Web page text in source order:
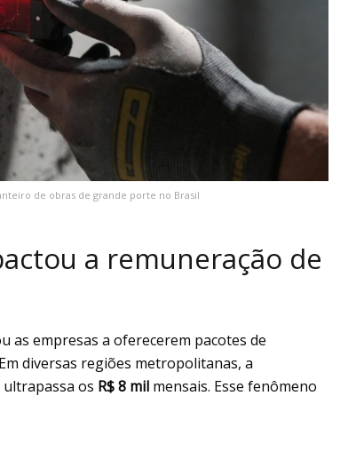
de obras de grande porte no Brasil
a remuneração de
as empresas a oferecerem pacotes de
diversas regiões metropolitanas, a
os R$ 8 mil mensais. Esse fenômeno